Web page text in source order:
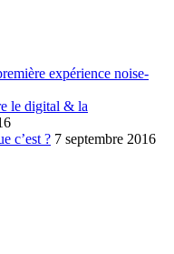
expérience noise-
le digital & la
c’est ? 7 septembre 2016